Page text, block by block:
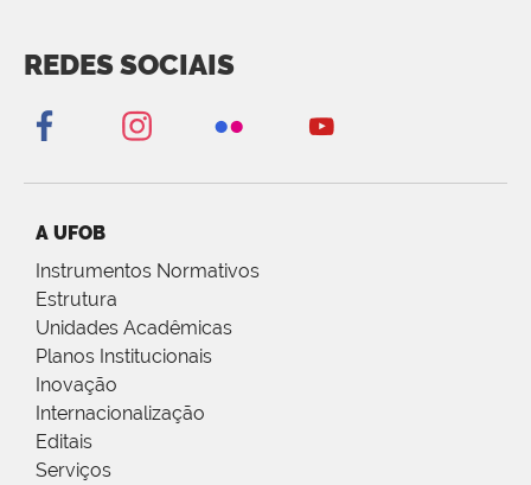
REDES SOCIAIS
A UFOB
Instrumentos Normativos
Estrutura
Unidades Acadêmicas
Planos Institucionais
Inovação
Internacionalização
Editais
Serviços